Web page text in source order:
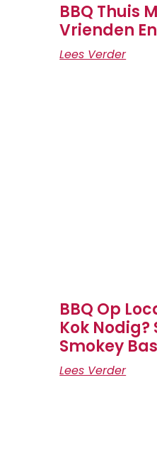
BBQ Thuis
Vrienden
Lees Verder
BBQ Op
Kok Nodig?
Smokey
Lees Verder